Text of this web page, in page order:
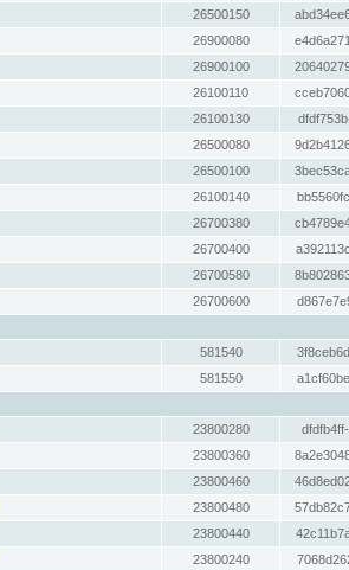
26500150
26900080
26900100
26100110
26100130
26500080
26500100
26100140
26700380
26700400
26700580
26700600
581540
581550
23800280
23800360
23800460
23800480
23800440
23800240